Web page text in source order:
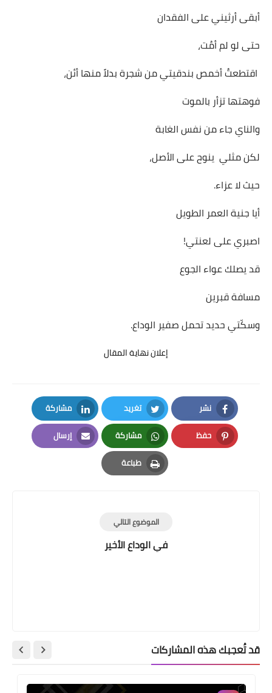
أبقى أرثيني على الفقدان
حتى لو لم أمُت،
اقتطعتُ أخمص بندقيتي من شجرة بدلاً منها أئن،
فوهتها تزأر بالموت
والناي جاء من نفس الغابة
لكن مثلي ينوح على الأصل،
حيث لا عزاء.
أيا جنية العمر الطويل
اصبري على لعنتي!
قد يصلك عواء الجوع
مسافة قبرين
وسكّتي حديد تحمل صفير الوداع.
إعلان نهاية المقال
نشر
Facebook
تغريد
Twitter
مشاركة
LinkedIn
حفظ
Pinterest
مشاركة
Whatsapp
إرسال
Email
طباعة
Print
الموضوع التالي
في الوداع الأخير
قد تُعجبك هذه المشاركات